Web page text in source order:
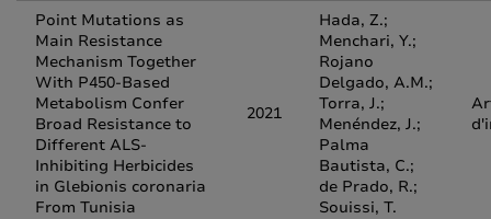
Point Mutations as
Main Resistance
Mechanism Together
With P450-Based
Metabolism Confer
Broad Resistance to
Different ALS-
Inhibiting Herbicides
in Glebionis coronaria
From Tunisia
2021
Hada, Z.;
Menchari, Y.;
Rojano
Delgado, A.M.;
Torra, J.;
Menéndez, J.;
Palma
Bautista, C.;
de Prado, R.;
Souissi, T.